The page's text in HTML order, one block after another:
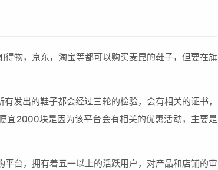
物，京东，淘宝等都可以购买麦昆的鞋子，但要在旗
发出的鞋子都会经过三轮的检验，会有相关的证书，
宜2000块是因为该平台会有相关的优惠活动，主要是
台，拥有着五一以上的活跃用户，对产品和店铺的审